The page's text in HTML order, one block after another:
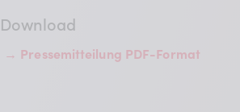
Download
→ Pressemitteilung PDF-Format